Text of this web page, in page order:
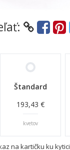
Štandard
193,43 €
kvetov
na kartičku ku kytici